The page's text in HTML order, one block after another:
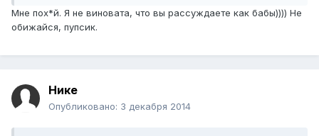
Мне пох*й. Я не виновата, что вы рассуждаете как бабы)))) Не
обижайся, пупсик.
Нике
Опубликовано: 3 декабря 2014